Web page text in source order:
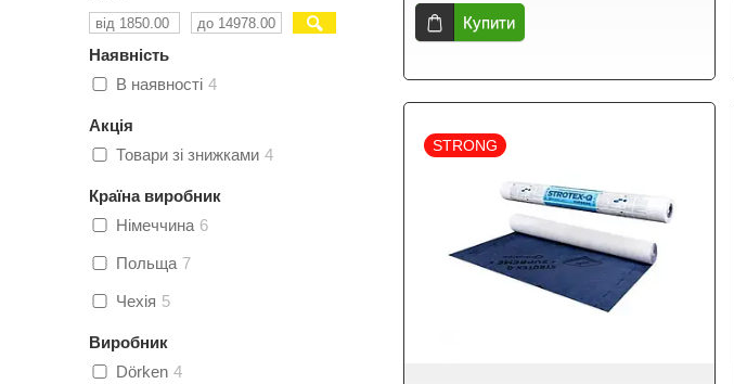
Купити
STRONG
Наявність
В наявності 4
Акція
Товари зі знижками 4
Країна виробник
Німеччина 6
Польща 7
Чехія 5
Виробник
Dörken 4